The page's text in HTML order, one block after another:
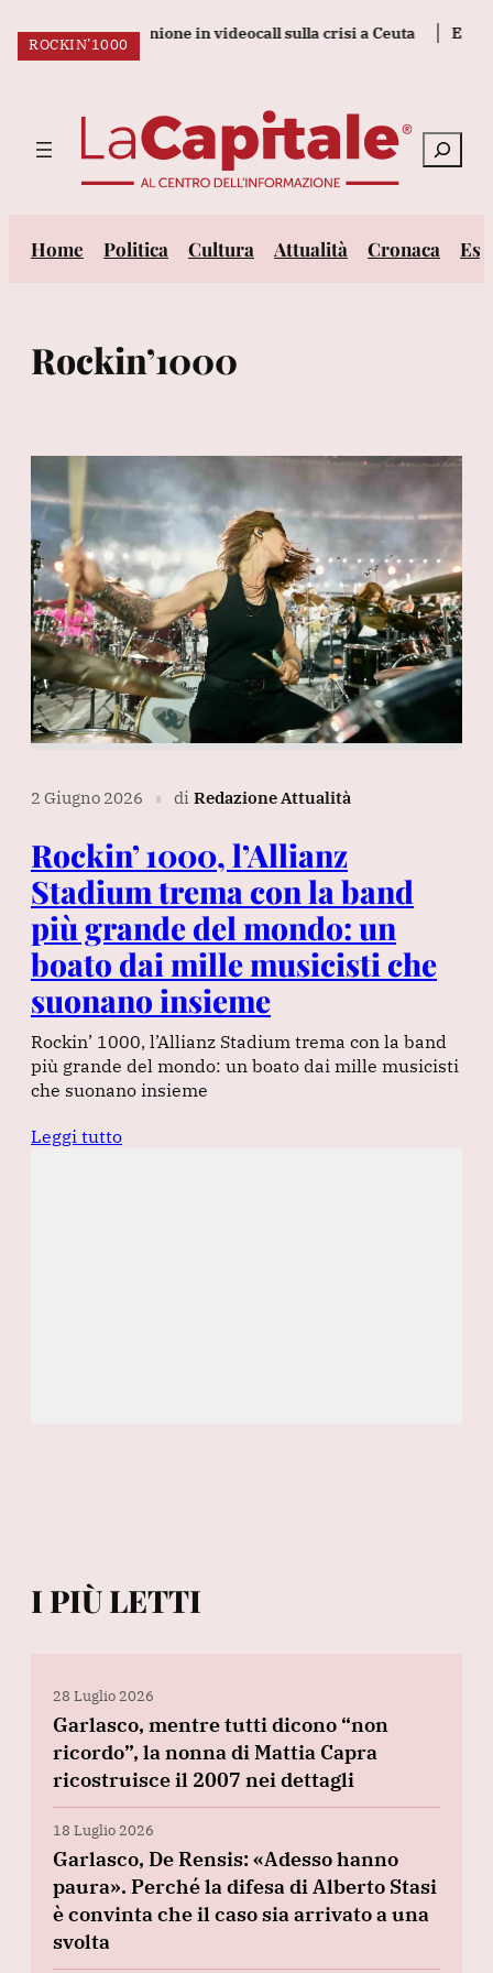
ULTIM’ORA:
una riunione in videocall sulla crisi a Ceuta
Cerca
Home Politica Cultura Attualità Cronaca
Rockin’1000
ROCKIN’1000
2 Giugno 2026 ∎ di Redazione Attualità
Rockin’ 1000, l’Allianz
Stadium trema con la band
più grande del mondo: un
boato dai mille musicisti che
suonano insieme
Rockin’ 1000, l’Allianz Stadium trema con la band
più grande del mondo: un boato dai mille musicisti
che suonano insieme
Leggi tutto
I PIÙ LETTI
28 Luglio 2026
Garlasco, mentre tutti dicono “non
ricordo”, la nonna di Mattia Capra
ricostruisce il 2007 nei dettagli
18 Luglio 2026
Garlasco, De Rensis: «Adesso hanno
paura». Perché la difesa di Alberto Stasi
è convinta che il caso sia arrivato a una
svolta